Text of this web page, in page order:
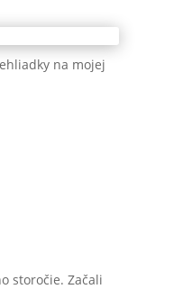
na mojej
storočie. Začali